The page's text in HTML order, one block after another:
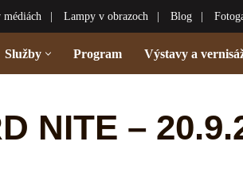
Lampy v obrazoch Blog
Služby Program Výstavy a
NITE –